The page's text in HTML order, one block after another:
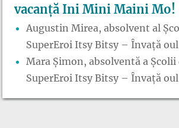
vacanță Ini Mini Maini Mo!
Augustin Mirea, absolvent al
SuperEroi Itsy Bitsy – Învață
Mara Șimon, absolventă a Școlii
SuperEroi Itsy Bitsy – Învață